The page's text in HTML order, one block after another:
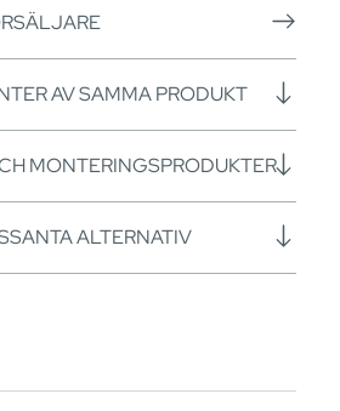
AV SAMMA PRODUKT
MONTERINGSPRODUKTER
ALTERNATIV